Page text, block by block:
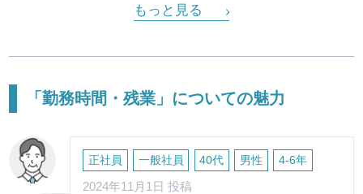
もっと見る
「勤務時間・残業」についての魅力
正社員 一般社員 40代 男性 4-6年
2024年11月1日 投稿